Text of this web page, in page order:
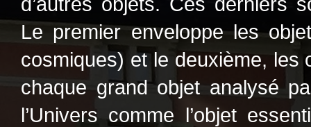
Le premier enveloppe les
cosmiques) et le deuxième, les
chaque grand objet analysé
l’Univers comme l’objet